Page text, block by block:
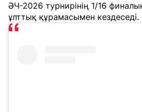
ӘЧ-2026 турнирінің 1/16
ұлттық құрамасымен кездеседі.